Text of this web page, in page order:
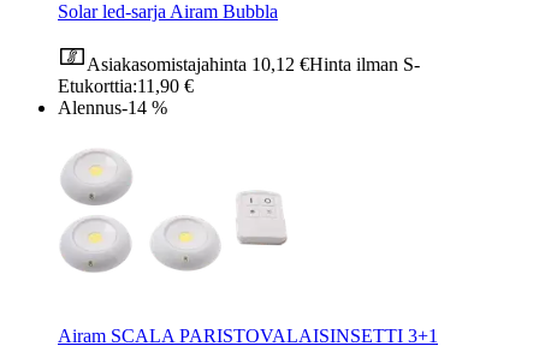
Solar led-sarja Airam Bubbla
Asiakasomistajahinta 10,12 €Hinta ilman S-
Etukorttia:11,90 €
Alennus-14 %
Airam SCALA PARISTOVALAISINSETTI 3+1